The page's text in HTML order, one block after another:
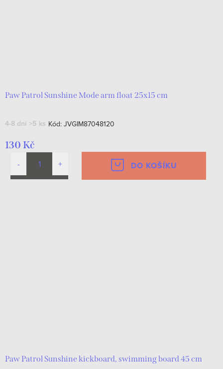
Paw Patrol Sunshine Mode arm float 25x15 cm
4-8 dní >5 ks Kód: JVGIM87048120
130 Kč
DO KOŠÍKU
Paw Patrol Sunshine kickboard, swimming board 45 cm